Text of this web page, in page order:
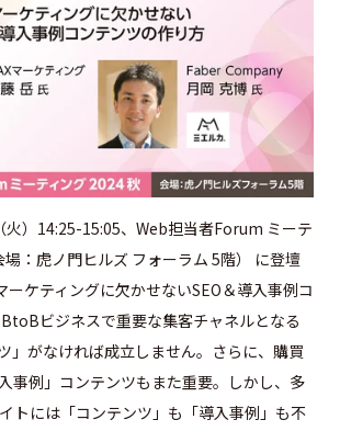
火）14:25-15:05、Web担当者Forum ミーテ
：虎ノ門ヒルズ フォーラム 5階） に登壇
ケティングに欠かせないSEO＆導入事例コ
ビジネスで重要な集客チャネルとなる
」がなければ成立しません。さらに、購買
事例」コンテンツもまた重要。しかし、多
トには「コンテンツ」も「導入事例」も不